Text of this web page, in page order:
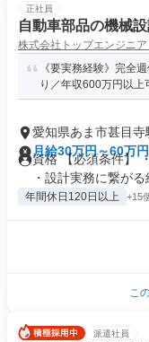
正社員
自動車部品の機械
株式会社トップエンジニ
《要実務経験》完全
り／年収600万円以上
愛知県あま市甚目寺
月給30万円～60万円
資格 【必須条件】
・設計実務に繋がる
年間休日120日以上 +15
こ
派遣社員